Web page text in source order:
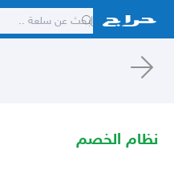
نظام الخصم